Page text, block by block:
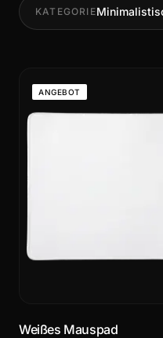
Accessoire, das den
KATEGORIE
ANGEBOT
Weißes Mauspad